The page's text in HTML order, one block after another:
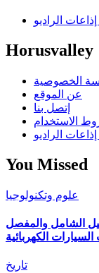
الراديو
Horusvalley
الخصوصية
عن الموقع
إتصل بنا
الاستخدام
الراديو
You Missed
علوم وتكنولوجيا
الشامل والمفصل
الكهربائية
تاريخ